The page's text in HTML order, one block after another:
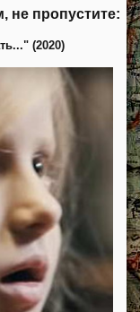
не пропустите:
(2020)